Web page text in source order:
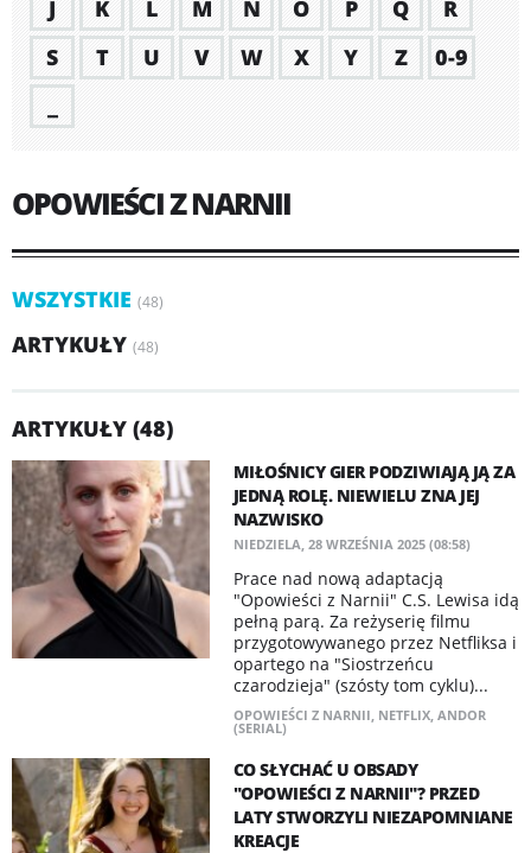
J
K L M N O P Q
R
S
T U V W X Y Z
0-9
OPOWIEŚCI Z NARNII
WSZYSTKIE (48)
ARTYKUŁY (48)
ARTYKUŁY (48)
MIŁOŚNICY GIER PODZIWIAJĄ JĄ ZA
JEDNĄ ROLĘ. NIEWIELU ZNA JEJ
NAZWISKO
NIEDZIELA, 28 WRZEŚNIA 2025 (08:58)
Prace nad nową adaptacją
"Opowieści z Narnii" C.S. Lewisa idą
pełną parą. Za reżyserię filmu
przygotowywanego przez Netfliksa i
opartego na "Siostrzeńcu
czarodzieja" (szósty tom cyklu)...
OPOWIEŚCI Z NARNII, NETFLIX, ANDOR
(SERIAL)
CO SŁYCHAĆ U OBSADY
"OPOWIEŚCI Z NARNII"? PRZED
LATY STWORZYLI NIEZAPOMNIANE
KREACJE